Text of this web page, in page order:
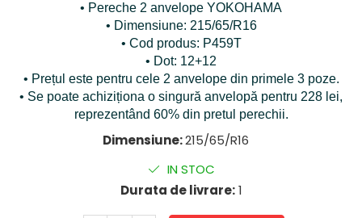
• Pereche 2 anvelope YOKOHAMA
• Dimensiune: 215/65/R16
• Cod produs: P459T
• Dot: 12+12
• Prețul este pentru cele 2 anvelope din primele 3 poze.
• Se poate achiziționa o singură anvelopă pentru 228 lei,
reprezentând 60% din pretul perechii.
Dimensiune:215/65/R16
IN STOC
Durata de livrare:1